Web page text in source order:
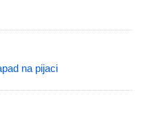
na pijaci